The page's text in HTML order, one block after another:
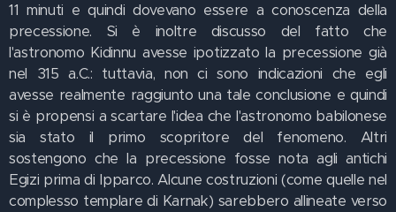
11 minuti e quindi dovevano essere a conoscenza della
precessione. Si è inoltre discusso del fatto che
l'astronomo Kidinnu avesse ipotizzato la precessione già
nel 315 a.C.: tuttavia, non ci sono indicazioni che egli
avesse realmente raggiunto una tale conclusione e quindi
si è propensi a scartare l'idea che l'astronomo babilonese
sia stato il primo scopritore del fenomeno. Altri
sostengono che la precessione fosse nota agli antichi
Egizi prima di Ipparco. Alcune costruzioni (come quelle nel
complesso templare di Karnak) sarebbero allineate verso